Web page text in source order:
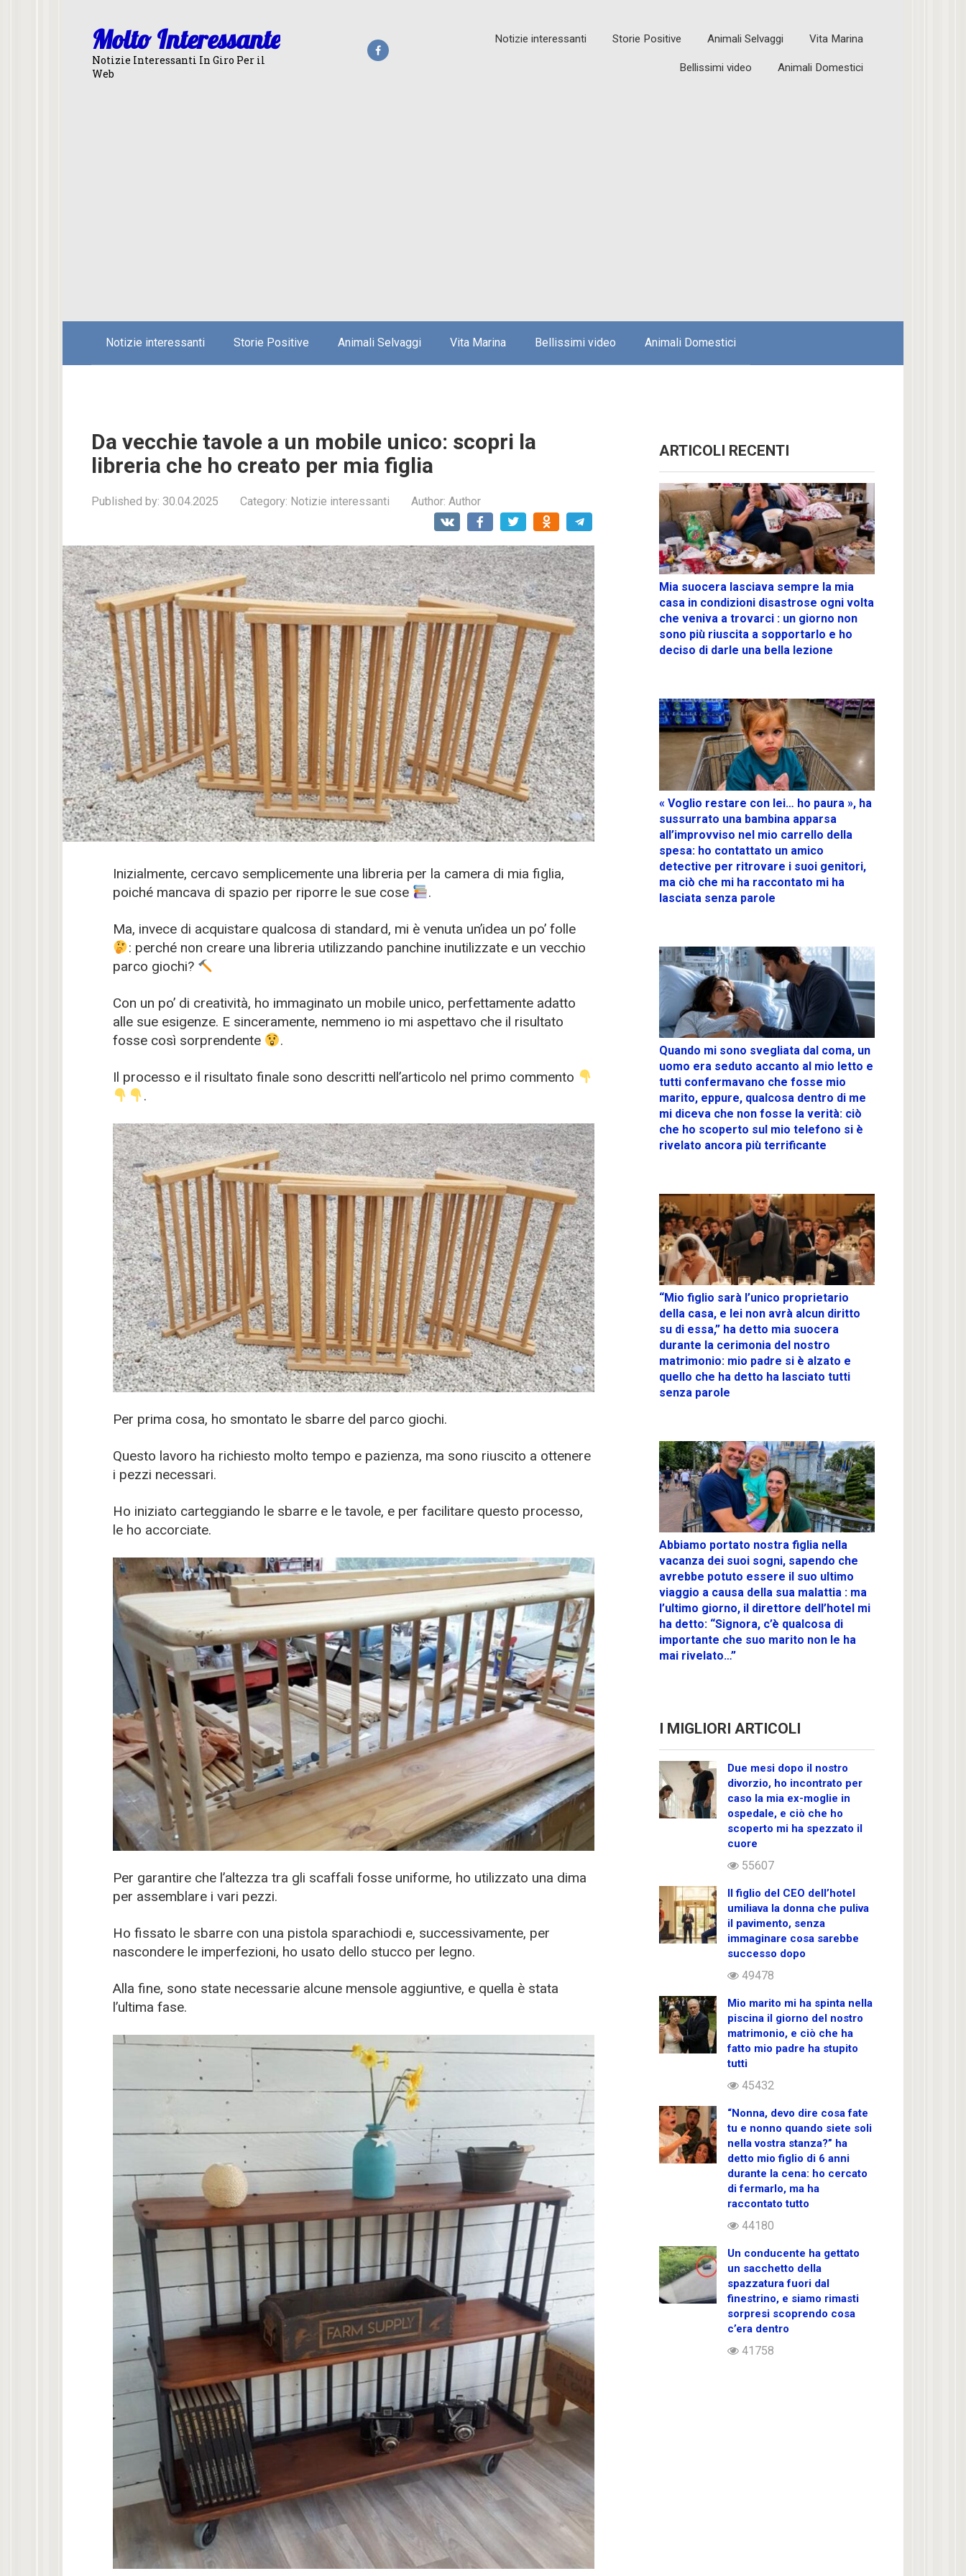
Molto Interessante
Notizie Interessanti In Giro Per il
Web
Notizie interessanti Storie Positive Animali Selvaggi Vita Marina
Bellissimi video Animali Domestici
Notizie interessanti Storie Positive Animali Selvaggi Vita Marina Bellissimi video Animali Domestici
Da vecchie tavole a un mobile unico: scopri la
libreria che ho creato per mia figlia
Published by: 30.04.2025 Category: Notizie interessanti Author: Author
Inizialmente, cercavo semplicemente una libreria per la camera di mia figlia,
poiché mancava di spazio per riporre le sue cose
.
Ma, invece di acquistare qualcosa di standard, mi è venuta un’idea un po’ folle
: perché non creare una libreria utilizzando panchine inutilizzate e un vecchio
parco giochi?
Con un po’ di creatività, ho immaginato un mobile unico, perfettamente adatto
alle sue esigenze. E sinceramente, nemmeno io mi aspettavo che il risultato
fosse così sorprendente
.
Il processo e il risultato finale sono descritti nell’articolo nel primo commento
.
Per prima cosa, ho smontato le sbarre del parco giochi.
Questo lavoro ha richiesto molto tempo e pazienza, ma sono riuscito a ottenere
i pezzi necessari.
Ho iniziato carteggiando le sbarre e le tavole, e per facilitare questo processo,
le ho accorciate.
Per garantire che l’altezza tra gli scaffali fosse uniforme, ho utilizzato una dima
per assemblare i vari pezzi.
Ho fissato le sbarre con una pistola sparachiodi e, successivamente, per
nascondere le imperfezioni, ho usato dello stucco per legno.
Alla fine, sono state necessarie alcune mensole aggiuntive, e quella è stata
l’ultima fase.
ARTICOLI RECENTI
Mia suocera lasciava sempre la mia
casa in condizioni disastrose ogni volta
che veniva a trovarci : un giorno non
sono più riuscita a sopportarlo e ho
deciso di darle una bella lezione
« Voglio restare con lei… ho paura », ha
sussurrato una bambina apparsa
all’improvviso nel mio carrello della
spesa: ho contattato un amico
detective per ritrovare i suoi genitori,
ma ciò che mi ha raccontato mi ha
lasciata senza parole
Quando mi sono svegliata dal coma, un
uomo era seduto accanto al mio letto e
tutti confermavano che fosse mio
marito, eppure, qualcosa dentro di me
mi diceva che non fosse la verità: ciò
che ho scoperto sul mio telefono si è
rivelato ancora più terrificante
“Mio figlio sarà l’unico proprietario
della casa, e lei non avrà alcun diritto
su di essa,” ha detto mia suocera
durante la cerimonia del nostro
matrimonio: mio padre si è alzato e
quello che ha detto ha lasciato tutti
senza parole
Abbiamo portato nostra figlia nella
vacanza dei suoi sogni, sapendo che
avrebbe potuto essere il suo ultimo
viaggio a causa della sua malattia : ma
l’ultimo giorno, il direttore dell’hotel mi
ha detto: “Signora, c’è qualcosa di
importante che suo marito non le ha
mai rivelato…”
I MIGLIORI ARTICOLI
Due mesi dopo il nostro
divorzio, ho incontrato per
caso la mia ex-moglie in
ospedale, e ciò che ho
scoperto mi ha spezzato il
cuore
55607
Il figlio del CEO dell’hotel
umiliava la donna che puliva
il pavimento, senza
immaginare cosa sarebbe
successo dopo
49478
Mio marito mi ha spinta nella
piscina il giorno del nostro
matrimonio, e ciò che ha
fatto mio padre ha stupito
tutti
45432
“Nonna, devo dire cosa fate
tu e nonno quando siete soli
nella vostra stanza?” ha
detto mio figlio di 6 anni
durante la cena: ho cercato
di fermarlo, ma ha
raccontato tutto
44180
Un conducente ha gettato
un sacchetto della
spazzatura fuori dal
finestrino, e siamo rimasti
sorpresi scoprendo cosa
c’era dentro
41758